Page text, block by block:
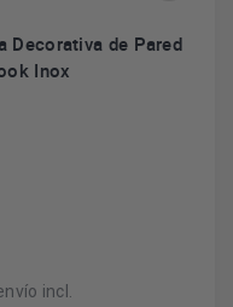
Decorativa de Pared
Inox
incl.